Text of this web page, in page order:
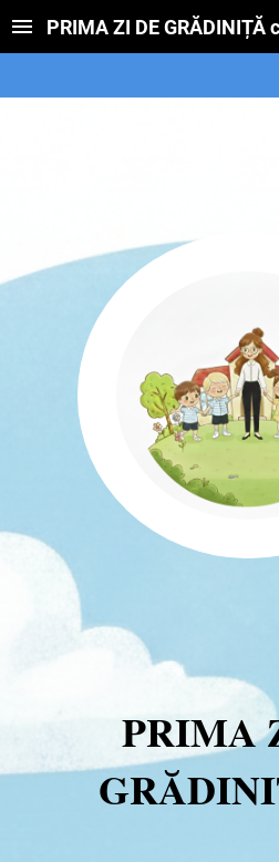
PRIMA ZI DE GRĂDINIȚĂ
PRIMA